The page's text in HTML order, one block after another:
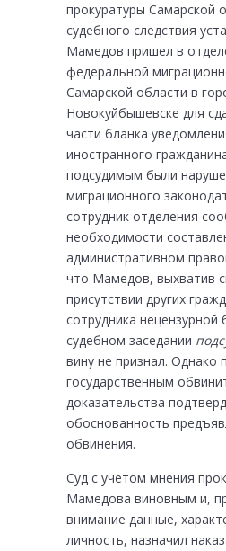
прокуратуры Самарской
судебного следствия
Мамедов пришел в
федеральной
Самарской области в
Новокуйбышевске для
части бланка
иностранного
подсудимым были
миграционного
сотрудник отделения
необходимости
административном
что Мамедов, выхватив
присутствии других
сотрудника нецензурной
судебном заседании
вину не признал. Однако
государственным
доказательства
обоснованность
обвинения.
Суд с учетом мнения
Мамедова виновным и,
внимание данные,
личность, назначил